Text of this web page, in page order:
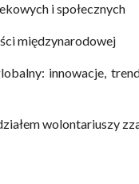
i społecznych
międzynarodowej
innowacje,
wolontariuszy